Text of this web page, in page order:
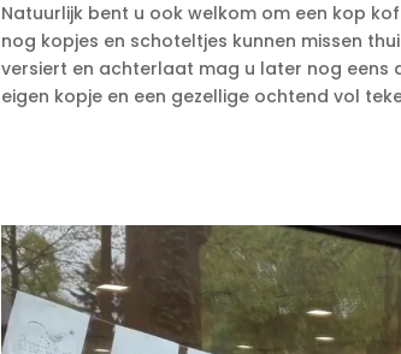
Natuurlijk bent u ook welkom om een kop
nog kopjes en schoteltjes kunnen missen
versiert en achterlaat mag u later nog eens
eigen kopje en een gezellige ochtend vol